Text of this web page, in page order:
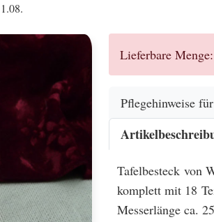
Lieferbare
Pflegehinweise
Tafelbesteck von
komplett mit 18
Messerlänge ca.